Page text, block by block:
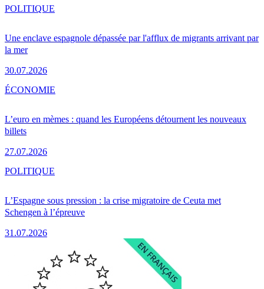
Une enclave espagnole dépassée par l'afflux de migrants arrivant par
la mer
30.07.2026
POLITIQUE
L’euro en mèmes : quand les Européens détournent les nouveaux
billets
27.07.2026
ÉCONOMIE
L’Espagne sous pression : la crise migratoire de Ceuta met
Schengen à l’épreuve
31.07.2026
POLITIQUE